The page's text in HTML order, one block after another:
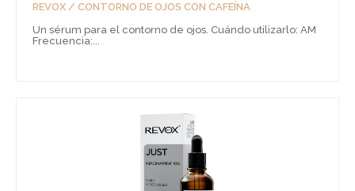
REVOX / CONTORNO DE OJOS CON CAFEÍNA
Un sérum para el contorno de ojos. Cuándo utilizarlo: AM
Frecuencia:...